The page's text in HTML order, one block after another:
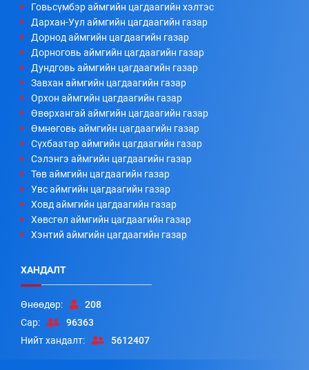
Говьсүмбэр аймгийн цагдаагийн хэлтэс
Дархан-Уул аймгийн цагдаагийн газар
Дорнод аймгийн цагдаагийн газар
Дорноговь аймгийн цагдаагийн газар
Дундговь аймгийн цагдаагийн газар
Завхан аймгийн цагдаагийн газар
Орхон аймгийн цагдаагийн газар
Өвөрхангай аймгийн цагдаагийн газар
Өмнөговь аймгийн цагдаагийн газар
Сүхбаатар аймгийн цагдаагийн газар
Сэлэнгэ аймгийн цагдаагийн газар
Төв аймгийн цагдаагийн газар
Увс аймгийн цагдаагийн газар
Ховд аймгийн цагдаагийн газар
Хөвсгөл аймгийн цагдаагийн газар
Хэнтий аймгийн цагдаагийн газар
ХАНДАЛТ
Өнөөдөр:
208
Сар:
96363
Нийт хандалт:
5612407